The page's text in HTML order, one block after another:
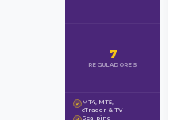
7
REGULADORES
✓ MT4, MT5,
cTrader & TV
Scalping